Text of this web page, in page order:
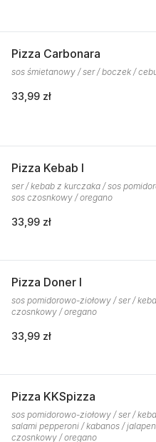
Pizza Carbonara
sos śmietanowy / ser / boczek /
33,99 zł
Pizza Kebab I
ser / kebab z kurczaka / sos
sos czosnkowy / oregano
33,99 zł
Pizza Doner I
sos pomidorowo-ziołowy / ser /
czosnkowy / oregano
33,99 zł
Pizza KKSpizza
sos pomidorowo-ziołowy / ser /
salami pepperoni / kabanos /
czosnkowy / oregano